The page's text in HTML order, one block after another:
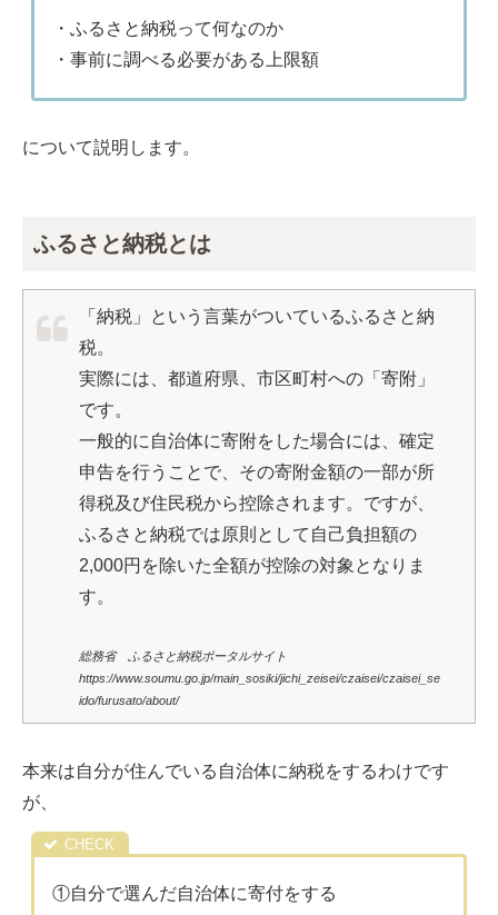
・ふるさと納税って何なのか
・事前に調べる必要がある上限額
について説明します。
ふるさと納税とは
「納税」という言葉がついているふるさと納
税。
実際には、都道府県、市区町村への「寄附」
です。
一般的に自治体に寄附をした場合には、確定
申告を行うことで、その寄附金額の一部が所
得税及び住民税から控除されます。ですが、
ふるさと納税では原則として自己負担額の
2,000円を除いた全額が控除の対象となりま
す。
総務省 ふるさと納税ポータルサイト
https://www.soumu.go.jp/main_sosiki/jichi_zeisei/czaisei/czaisei_se
ido/furusato/about/
本来は自分が住んでいる自治体に納税をするわけです
が、
①自分で選んだ自治体に寄付をする